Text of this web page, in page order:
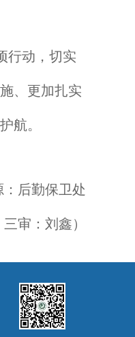
行动，切实
、更加扎实
航。
：后勤保卫处
审：刘鑫）